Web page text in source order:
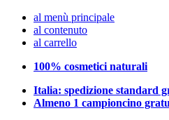
al menù principale
al contenuto
al carrello
100% cosmetici naturali
Italia: spedizione standard
Almeno 1 campioncino